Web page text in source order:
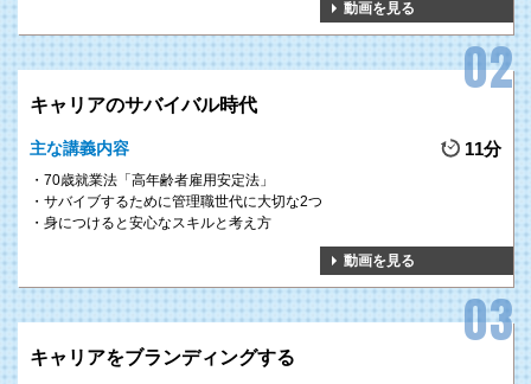
動画を見る
キャリアのサバイバル時代
主な講義内容 11分
70歳就業法「高年齢者雇用安定法」
サバイブするために管理職世代に大切な2つ
身につけると安心なスキルと考え方
動画を見る
キャリアをブランディングする